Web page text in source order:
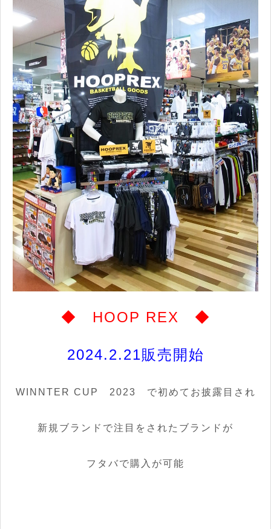
◆ HOOP REX ◆
2024.2.21販売開始
WINNTER CUP 2023 で初めてお披露目され
新規ブランドで注目をされたブランドが
フタバで購入が可能